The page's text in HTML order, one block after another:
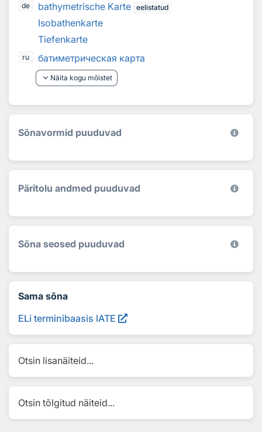
de bathymetrische Karte eelistatud
Isobathenkarte
Tiefenkarte
ru
батиметрическая карта
keyboard_arrow_down Näita kogu mõistet
Sõnavormid puuduvad
Päritolu andmed puuduvad
Sõna seosed puuduvad
Sama sõna
ELi terminibaasis IATE
Otsin lisanäiteid...
Otsin tõlgitud näiteid...